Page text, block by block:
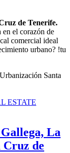
de Tenerife.
el corazón de
comercial ideal
urbano? !tu
La
Cruz de